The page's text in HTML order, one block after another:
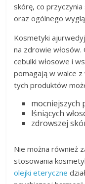
skórę, co
oraz ogólnego
Kosmetyki
na zdrowie
cebulki włosowe i
pomagają w walce
tych produktów
mocniejszych
lśniących
zdrowszej
Nie można również
stosowania
olejki eteryczne